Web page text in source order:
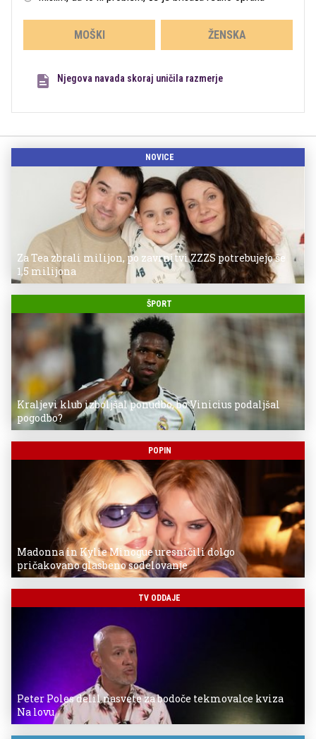
MOŠKI ŽENSKA
Njegova navada skoraj uničila razmerje
NOVICE
Za Tea zbrali milijon, po zavrnitvi ZZZS potrebujejo še
1,5 milijona
ŠPORT
Kraljevi klub izboljšal ponudbo, bo Vinicius podaljšal
pogodbo?
POPIN
Madonna in Kylie Minogue uresničili dolgo
pričakovano glasbeno sodelovanje
TV ODDAJE
Peter Poles delil nasvete za bodoče tekmovalce kviza
Na lovu